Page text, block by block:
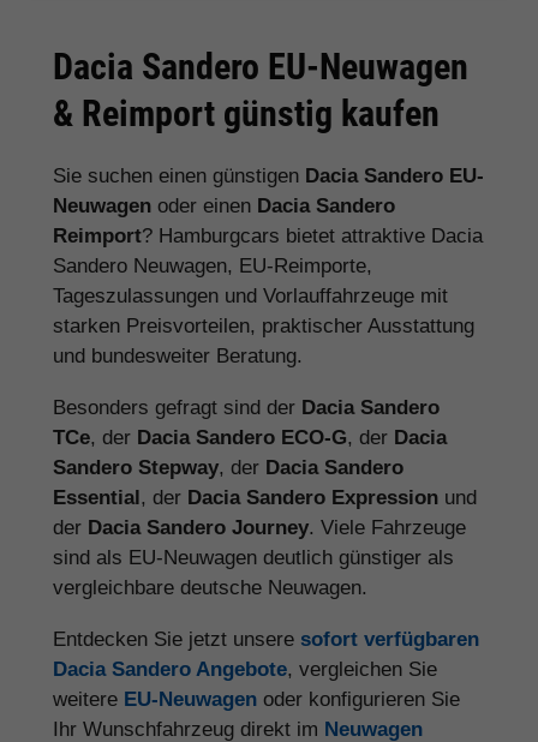
Dacia Sandero EU-Neuwagen
& Reimport günstig kaufen
Sie suchen einen günstigen Dacia Sandero EU-
Neuwagen oder einen Dacia Sandero
Reimport? Hamburgcars bietet attraktive Dacia
Sandero Neuwagen, EU-Reimporte,
Tageszulassungen und Vorlauffahrzeuge mit
starken Preisvorteilen, praktischer Ausstattung
und bundesweiter Beratung.
Besonders gefragt sind der Dacia Sandero
TCe, der Dacia Sandero ECO-G, der Dacia
Sandero Stepway, der Dacia Sandero
Essential , der Dacia Sandero Expression und
der Dacia Sandero Journey. Viele Fahrzeuge
sind als EU-Neuwagen deutlich günstiger als
vergleichbare deutsche Neuwagen.
Entdecken Sie jetzt unsere sofort verfügbaren
Dacia Sandero Angebote, vergleichen Sie
weitere EU-Neuwagen oder konfigurieren Sie
Ihr Wunschfahrzeug direkt im Neuwagen